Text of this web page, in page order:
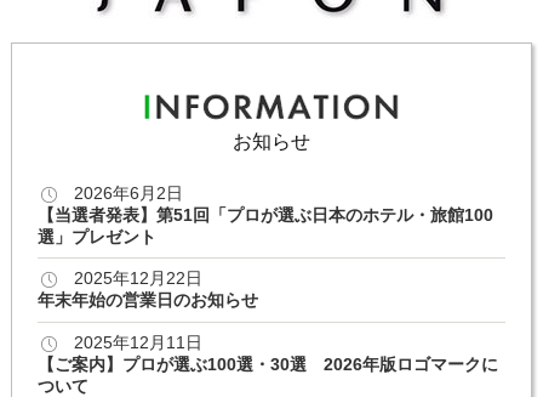
お知らせ
2026年6月2日
【当選者発表】第51回「プロが選ぶ日本のホテル・旅館100
選」プレゼント
2025年12月22日
年末年始の営業日のお知らせ
2025年12月11日
【ご案内】プロが選ぶ100選・30選 2026年版ロゴマークに
ついて